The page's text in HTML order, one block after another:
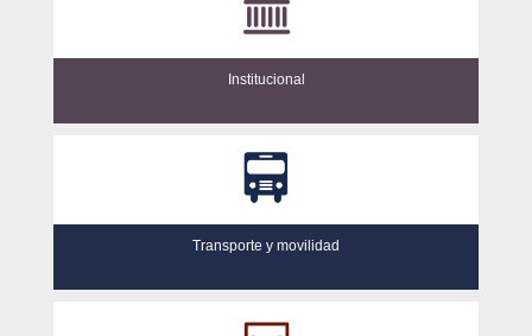
Institucional
Transporte y movilidad